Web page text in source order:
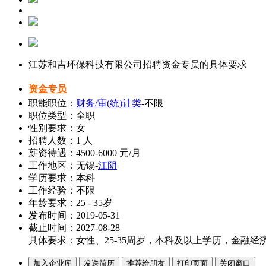
江苏和吉环保科技有限公司招聘资金专员的具体要求
资金专员
职能职位： 财务/审(统)计类-不限
职位类型：全职
性别要求：女
招聘人数：1 人
薪资待遇：4500-6000 元/月
工作地区：无锡-江阴
学历要求：本科
工作经验：不限
年龄要求：25 - 35岁
发布时间：2019-05-31
截止时间：2027-08-28
具体要求：女性、25-35周岁，本科及以上学历，金融经